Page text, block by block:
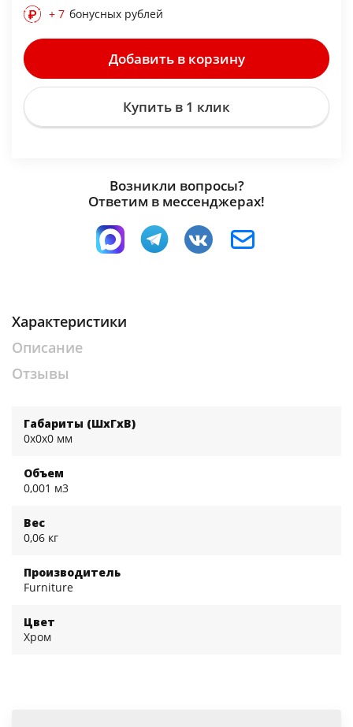
+ 7 бонусных рублей
Добавить в корзину
Купить в 1 клик
Возникли вопросы?
Ответим в мессенджерах!
Характеристики
Описание
Отзывы
Габариты (ШхГхВ)
0x0x0 мм
Объем
0,001 м3
Вес
0,06 кг
Производитель
Furniture
Цвет
Хром